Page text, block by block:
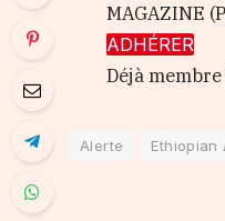
MAGAZINE
ADHÉRER
Déjà
Alerte Ethiopian